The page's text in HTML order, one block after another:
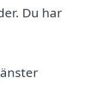
Du har